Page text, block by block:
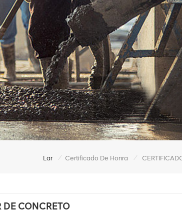
Lar / Certificado De Honra /
DE CONCRETO